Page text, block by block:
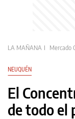
LA MAÑANA Mercado
NEUQUÉN
El
de todo el